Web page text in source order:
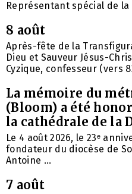
Représentant spécial de la
8 août
Après-fête de la
Dieu et Sauveur Jésus-
Cyzique, confesseur (vers
La mémoire du
(Bloom) a été
la cathédrale de la
Le 4 août 2026, le 23ᵉ
fondateur du diocèse de
Antoine ...
7 août